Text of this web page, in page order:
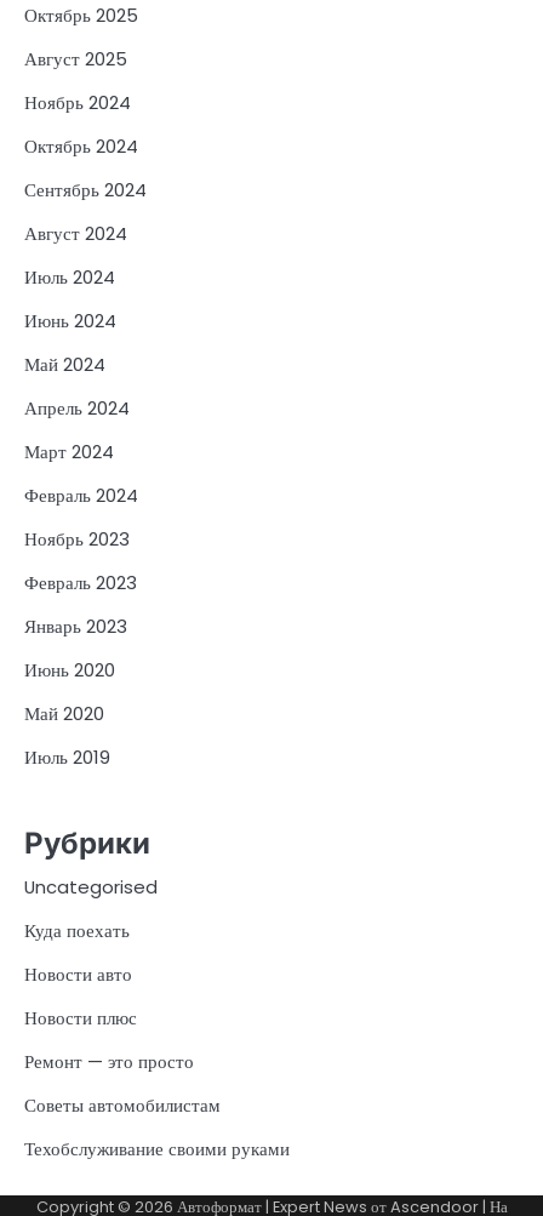
Октябрь 2025
Август 2025
Ноябрь 2024
Октябрь 2024
Сентябрь 2024
Август 2024
Июль 2024
Июнь 2024
Май 2024
Апрель 2024
Март 2024
Февраль 2024
Ноябрь 2023
Февраль 2023
Январь 2023
Июнь 2020
Май 2020
Июль 2019
Рубрики
Uncategorised
Куда поехать
Новости авто
Новости плюс
Ремонт — это просто
Советы автомобилистам
Техобслуживание своими руками
Copyright © 2026 Автоформат| Expert News отAscendoor| На